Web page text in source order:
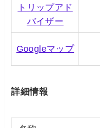
トリップアド
バイザー
Googleマップ
詳細情報